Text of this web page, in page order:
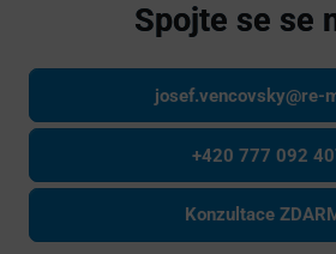
Spojte se se
josef.vencovsky@re-
+420 777 092
Konzultace